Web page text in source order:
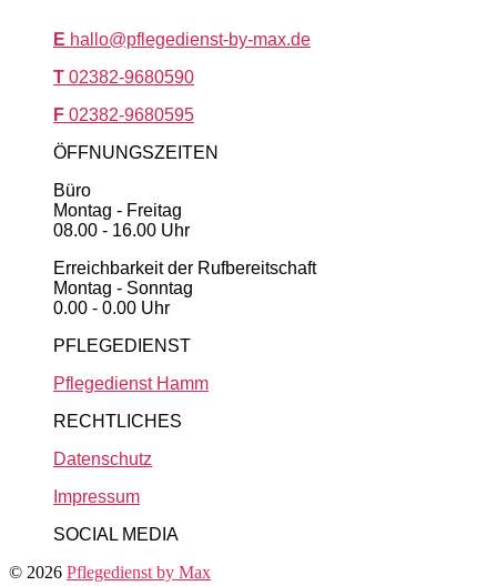
E hallo@pflegedienst-by-max.de
T 02382-9680590
F 02382-9680595
ÖFFNUNGSZEITEN
Büro
Montag - Freitag
08.00 - 16.00 Uhr
Erreichbarkeit der Rufbereitschaft
Montag - Sonntag
0.00 - 0.00 Uhr
PFLEGEDIENST
Pflegedienst Hamm
RECHTLICHES
Datenschutz
Impressum
SOCIAL MEDIA
© 2026 Pflegedienst by Max